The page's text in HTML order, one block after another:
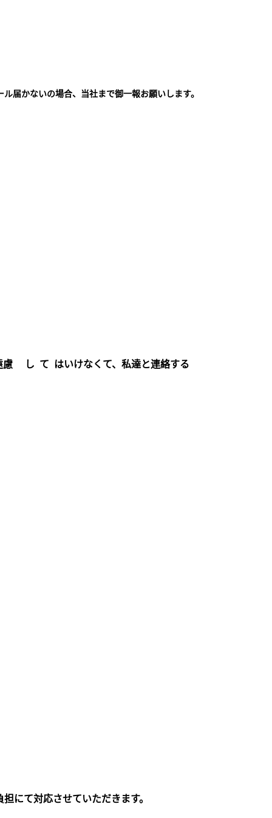
届かないの場合、当社まで御一報お願いします。
慮 し て はいけなくて、私達と連絡する
にて対応させていただきます。